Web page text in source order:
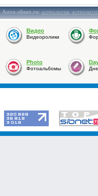
Astro.sibnet.ru:астрология,
Видео
Видеоролики
Photo
Фотоальбомы